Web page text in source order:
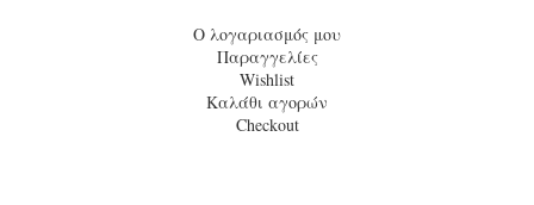
Ο λογαριασμός μου
Παραγγελίες
Wishlist
Καλάθι αγορών
Checkout